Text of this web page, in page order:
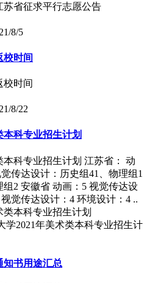
苏省征求平行志愿公告
8/5
校时间
校时间
8/22
本科专业招生计划
科专业招生计划 江苏省： 动
传达设计：历史组41、物理组1
2 安徽省 动画：5 视觉传达设
觉传达设计：4 环境设计：4 ..
学2021年美术类本科专业招生计
知书用途汇总